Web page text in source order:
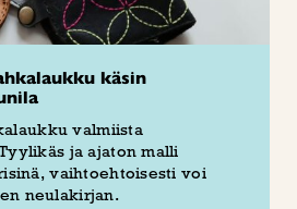
käsin
valmiista
ja ajaton malli
vaihtoehtoisesti voi
neulakirjan.